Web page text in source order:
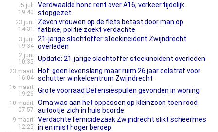
5 juli
19:40
Verdwaalde hond rent over A16, verkeer tijdelijk
stopgezet
23 juni
14:31
Zeven vrouwen op de fiets betast door man op
fatbike, politie zoekt verdachte
3 juni
19:34
21-jarige slachtoffer steekincident Zwijndrecht
overleden
2 juni
10:35
Update: 21-jarige slachtoffer steekincident overleden
23 maart
16:04
Hof: geen levenslang maar ruim 26 jaar celstraf voor
schutter winkelcentrum Zwijndrecht
16 maart
19:26
Grote voorraad Defensiespullen gevonden in woning
10 maart
07:57
Oma was aan het oppassen op kleinzoon toen rood
autootje zich in huis boorde
9 maart
12:25
Verdachte femicidezaak Zwijndrecht slikt scheermes
in en mist hoger beroep